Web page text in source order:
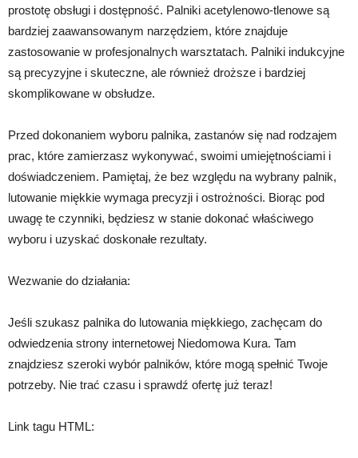
prostotę obsługi i dostępność. Palniki acetylenowo-tlenowe są
bardziej zaawansowanym narzędziem, które znajduje
zastosowanie w profesjonalnych warsztatach. Palniki indukcyjne
są precyzyjne i skuteczne, ale również droższe i bardziej
skomplikowane w obsłudze.
Przed dokonaniem wyboru palnika, zastanów się nad rodzajem
prac, które zamierzasz wykonywać, swoimi umiejętnościami i
doświadczeniem. Pamiętaj, że bez względu na wybrany palnik,
lutowanie miękkie wymaga precyzji i ostrożności. Biorąc pod
uwagę te czynniki, będziesz w stanie dokonać właściwego
wyboru i uzyskać doskonałe rezultaty.
Wezwanie do działania:
Jeśli szukasz palnika do lutowania miękkiego, zachęcam do
odwiedzenia strony internetowej Niedomowa Kura. Tam
znajdziesz szeroki wybór palników, które mogą spełnić Twoje
potrzeby. Nie trać czasu i sprawdź ofertę już teraz!
Link tagu HTML: